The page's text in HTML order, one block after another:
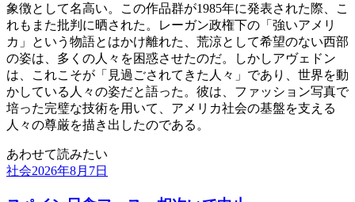
象徴として名高い。この作品群が1985年に発表された際、こ
れもまた批判に晒された。レーガン政権下の「強いアメリ
カ」という物語とはかけ離れた、荒涼として希望のない西部
の姿は、多くの人々を困惑させたのだ。しかしアヴェドン
は、これこそが「見過ごされてきた人々」であり、世界を動
かしている人々の姿だと語った。彼は、ファッション写真で
培った完璧な技術を用いて、アメリカ社会の基盤を支える
人々の尊厳を描き出したのである。
あわせて読みたい
社会2026年8月7日